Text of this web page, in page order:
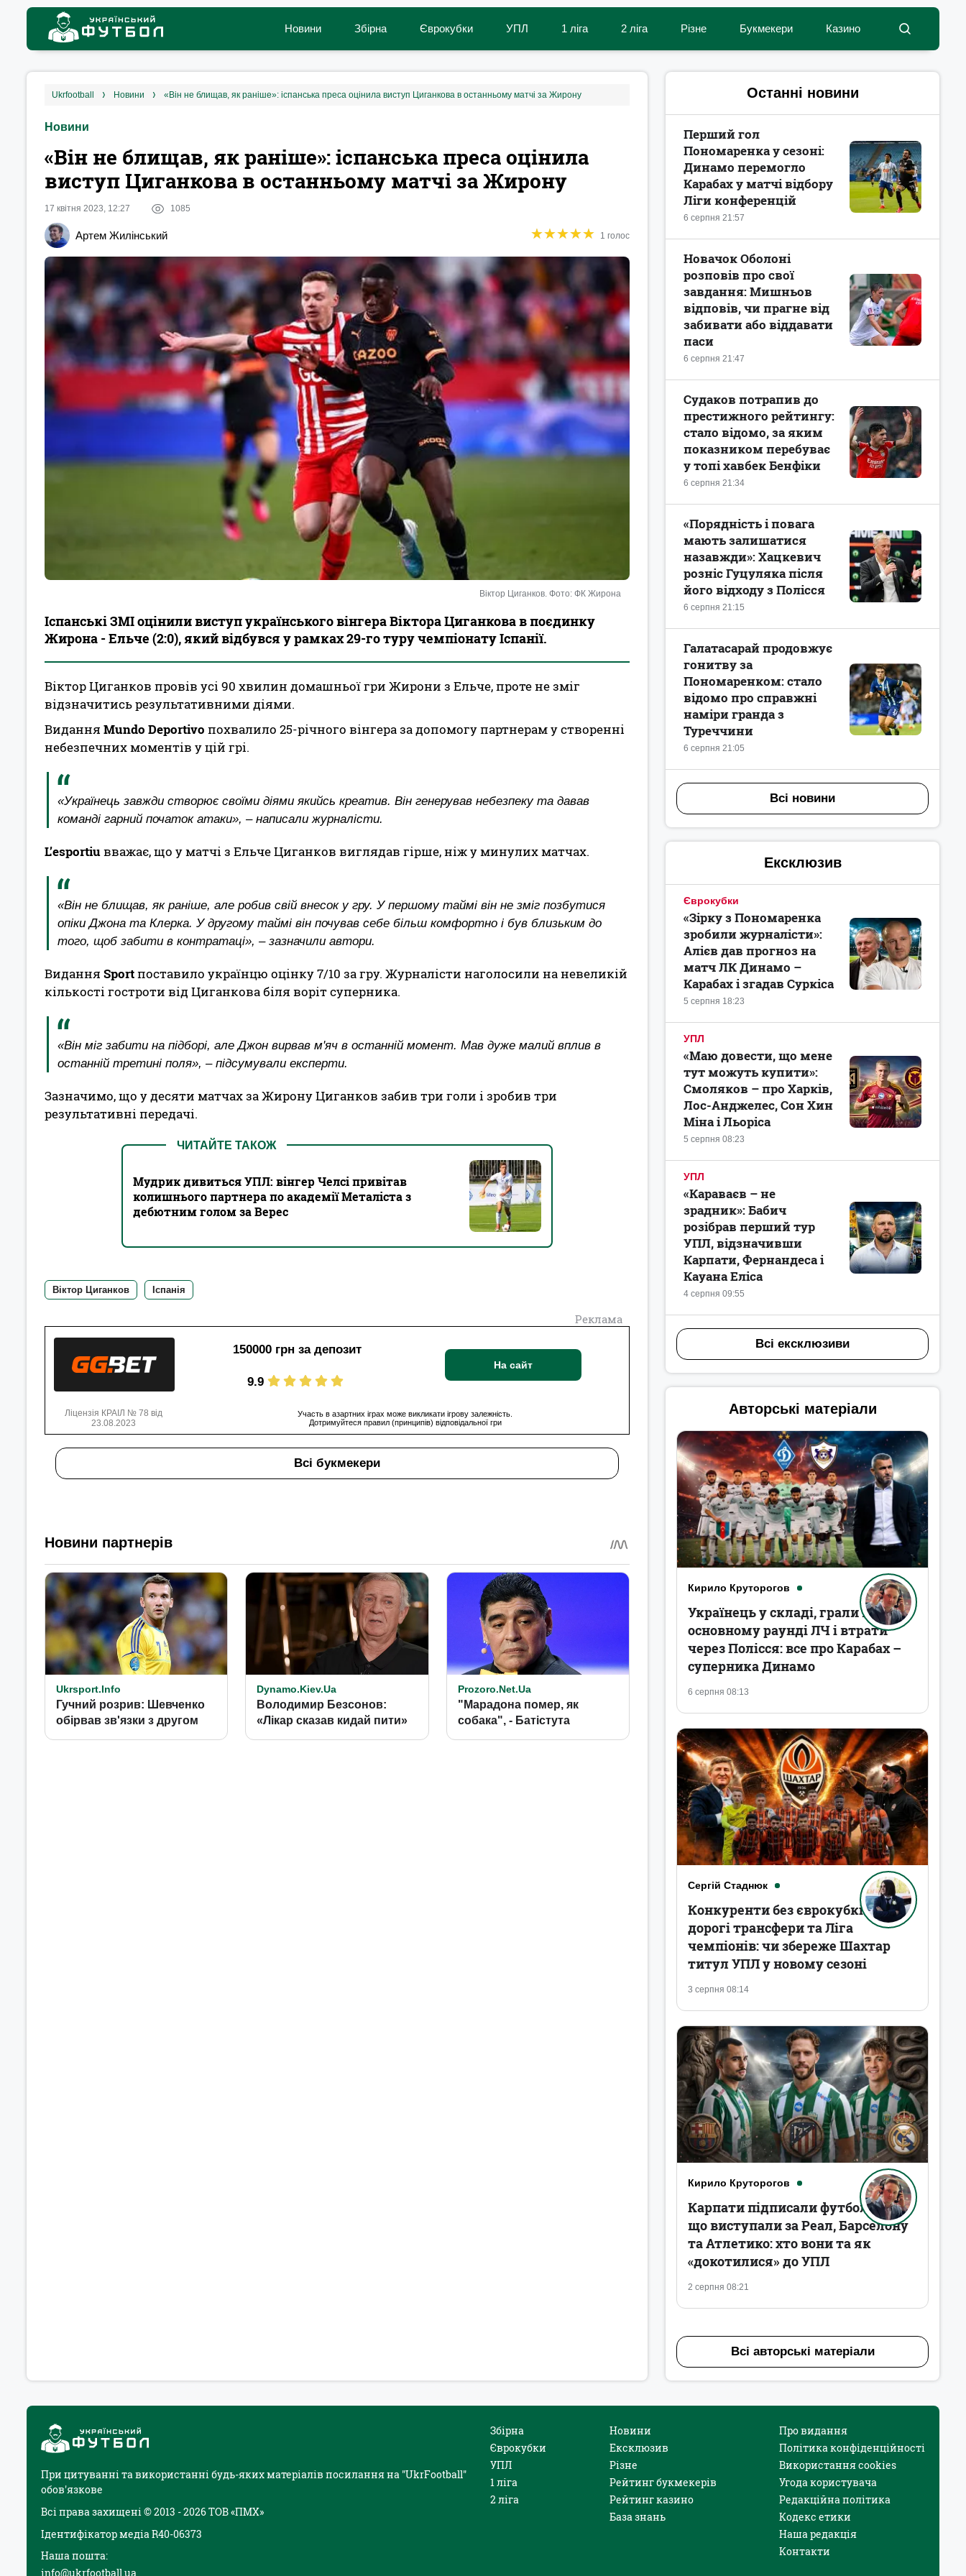
Новини Збірна Єврокубки УПЛ 1 ліга 2 ліга Різне Букмекери Казино
ukrfootball новини «Він не блищав, як раніше»: іспанська преса оцінила виступ Циганкова в останньому матчі за Жирону
Новини
«Він не блищав, як раніше»: іспанська преса оцінила
виступ Циганкова в останньому матчі за Жирону
17 квітня 2023, 12:27 1085
Артем Жилінський ★★★★★
★★★★★ 1 голос
Віктор Циганков. Фото: ФК Жирона
Іспанські ЗМІ оцінили виступ українського вінгера Віктора Циганкова в поєдинку
Жирона - Ельче (2:0), який відбувся у рамках 29-го туру чемпіонату Іспанії.
Віктор Циганков провів усі 90 хвилин домашньої гри Жирони з Ельче, проте не зміг
відзначитись результативними діями.
Видання Mundo Deportivo похвалило 25-річного вінгера за допомогу партнерам у створенні
небезпечних моментів у цій грі.
«Українець завжди створює своїми діями якийсь креатив. Він генерував небезпеку та давав
команді гарний початок атаки», – написали журналісти.
L’esportiuвважає, що у матчі з Ельче Циганков виглядав гірше, ніж у минулих матчах.
«Він не блищав, як раніше, але робив свій внесок у гру. У першому таймі він не зміг позбутися
опіки Джона та Клерка. У другому таймі він почував себе більш комфортно і був близьким до
того, щоб забити в контратаці», – зазначили автори.
Видання Sportпоставило українцю оцінку 7/10 за гру. Журналісти наголосили на невеликій
кількості гостроти від Циганкова біля воріт суперника.
«Він міг забити на підборі, але Джон вирвав м'яч в останній момент. Мав дуже малий вплив в
останній третині поля», – підсумували експерти.
Зазначимо, що у десяти матчах за Жирону Циганков забив три голи і зробив три
результативні передачі.
ЧИТАЙТЕ ТАКОЖ
Мудрик дивиться УПЛ: вінгер Челсі привітав
колишнього партнера по академії Металіста з
дебютним голом за Верес
Віктор Циганков Іспанія
Реклама
150000 грн за депозит
9.9
На сайт
Ліцензія КРАІЛ № 78 від
23.08.2023
Участь в азартних іграх може викликати ігрову залежність.
Дотримуйтеся правил (принципів) відповідальної гри
Всі букмекери
Останні новини
6 серпня 21:57
Перший гол
Пономаренка у сезоні:
Динамо перемогло
Карабах у матчі відбору
Ліги конференцій
6 серпня 21:47
Новачок Оболоні
розповів про свої
завдання: Мишньов
відповів, чи прагне від
забивати або віддавати
паси
6 серпня 21:34
Судаков потрапив до
престижного рейтингу:
стало відомо, за яким
показником перебуває
у топі хавбек Бенфіки
6 серпня 21:15
«Порядність і повага
мають залишатися
назавжди»: Хацкевич
розніс Гуцуляка після
його відходу з Полісся
6 серпня 21:05
Галатасарай продовжує
гонитву за
Пономаренком: стало
відомо про справжні
наміри гранда з
Туреччини
Всі новини
Ексклюзив
Єврокубки
5 серпня 18:23
«Зірку з Пономаренка
зробили журналісти»:
Алієв дав прогноз на
матч ЛК Динамо –
Карабах і згадав Суркіса
УПЛ
5 серпня 08:23
«Маю довести, що мене
тут можуть купити»:
Смоляков – про Харків,
Лос-Анджелес, Сон Хин
Міна і Льоріса
УПЛ
4 серпня 09:55
«Караваєв – не
зрадник»: Бабич
розібрав перший тур
УПЛ, відзначивши
Карпати, Фернандеса і
Кауана Еліса
Всі ексклюзиви
Авторські матеріали
Кирило Круторогов
6 серпня 08:13
Українець у складі, грали в
основному раунді ЛЧ і втрати
через Полісся: все про Карабах –
суперника Динамо
Сергій Стаднюк
3 серпня 08:14
Конкуренти без єврокубків,
дорогі трансфери та Ліга
чемпіонів: чи збереже Шахтар
титул УПЛ у новому сезоні
Кирило Круторогов
2 серпня 08:21
Карпати підписали футболістів,
що виступали за Реал, Барселону
та Атлетико: хто вони та як
«докотилися» до УПЛ
Всі авторські матеріали
При цитуванні та використанні будь-яких матеріалів посилання на "UkrFootball"
обов'язкове
Всі права захищені © 2013 - 2026 ТОВ «ПМХ»
Ідентифікатор медіа R40-06373
Наша пошта:
info@ukrfootball.ua
Збірна
Єврокубки
УПЛ
1 ліга
2 ліга
Новини
Ексклюзив
Різне
Рейтинг букмекерів
Рейтинг казино
База знань
Про видання
Політика конфіденційності
Використання cookies
Угода користувача
Редакційна політика
Кодекс етики
Наша редакція
Контакти